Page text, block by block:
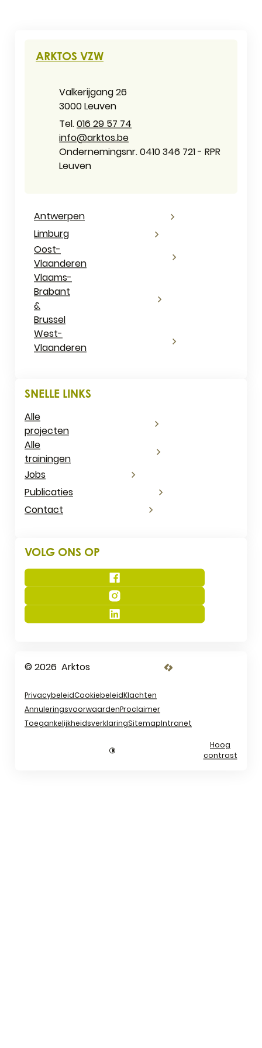
ARKTOS VZW
AdresValkerijgang 26
,3000Leuven
016 29 57 74
E-mailinfo@arktos.be
Ondernemingsnummer
Ondernemingsnr. 0410 346 721 - RPR
Leuven
Antwerpen
Limburg
Oost-
Vlaanderen
Vlaams-
Brabant
&
Brussel
West-
Vlaanderen
SNELLE LINKS
Alle
projecten
Alle
trainingen
Jobs
Publicaties
Contact
VOLG ONS OP
Facebook
Instagram
LinkedIn
© 2026 Arktos
PrivacybeleidCookiebeleidKlachten
AnnuleringsvoorwaardenProclaimer
ToegankelijkheidsverklaringSitemapIntranet
Hoog
contrast